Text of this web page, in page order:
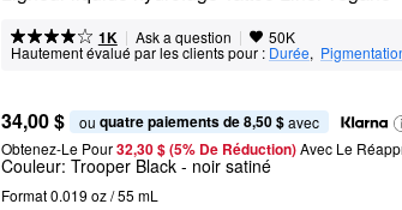
1K | Ask a question | 50K
Hautement évalué par les clients pour : Durée,
34,00 $ ou quatre paiements de 8,50 $ avec
Obtenez-Le Pour32,30 $ (5% De Réduction) Avec Le
Couleur: Trooper Black - noir satiné
Format 0.019 oz / 55 mL